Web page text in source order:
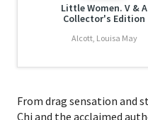
Little Women. V & A
Collector's Edition
Alcott, Louisa May
From drag sensation and
Chi and the acclaimed